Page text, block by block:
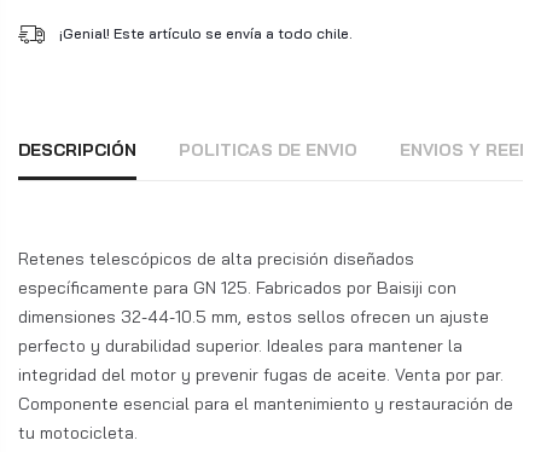
¡Genial! Este artículo se envía a todo chile.
DESCRIPCIÓN POLITICAS DE ENVIO ENVIOS Y
Retenes telescópicos de alta precisión diseñados
específicamente para GN 125. Fabricados por Baisiji con
dimensiones 32-44-10.5 mm, estos sellos ofrecen un ajuste
perfecto y durabilidad superior. Ideales para mantener la
integridad del motor y prevenir fugas de aceite. Venta por par.
Componente esencial para el mantenimiento y restauración de
tu motocicleta.